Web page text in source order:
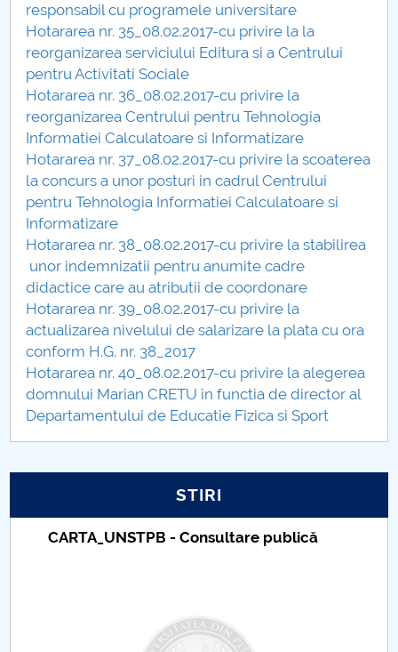
Protecția datelor personale
UNIVERSITATE pentru comunitate
IOSUD/CSUD-Doctorate
Comisie de etica unversitară
Evenimente CUP
Accesibilitate pentru studenții cu dizabilități
Raportul Conducerii Centrului Universitar Pitești
privind implementarea Planului Operațional 2020-
2024
Parteneri CUP
Centrul de Consiliere și Orientare în Carieră
MENIU CANTINA
Hotarari Senat 13 iulie 2017
responsabil cu programele universitare
Hotararea nr. 35_08.02.2017-cu privire la la
reorganizarea serviciului Editura si a Centrului
pentru Activitati Sociale
Hotararea nr. 36_08.02.2017-cu privire la
reorganizarea Centrului pentru Tehnologia
Informatiei Calculatoare si Informatizare
Hotararea nr. 37_08.02.2017-cu privire la scoaterea
la concurs a unor posturi in cadrul Centrului
pentru Tehnologia Informatiei Calculatoare si
Informatizare
Hotararea nr. 38_08.02.2017-cu privire la stabilirea
unor indemnizatii pentru anumite cadre
didactice care au atributii de coordonare
Hotararea nr. 39_08.02.2017-cu privire la
actualizarea nivelului de salarizare la plata cu ora
conform H.G. nr. 38_2017
Hotararea nr. 40_08.02.2017-cu privire la alegerea
domnului Marian CRETU în functia de director al
Departamentului de Educatie Fizica si Sport
STIRI
Taxe de școlarizare indexate – Centrul